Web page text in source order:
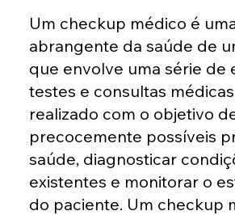
Um checkup médico é
abrangente da saúde de
que envolve uma série de
testes e consultas
realizado com o objetivo
precocemente possíveis
saúde, diagnosticar
existentes e monitorar o
do paciente. Um checkup